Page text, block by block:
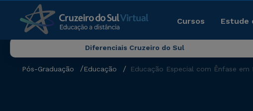
Cursos Estude
Diferenciais Cruzeiro do Sul
Pós-Graduação Educação Educação Especial com Ênfase em